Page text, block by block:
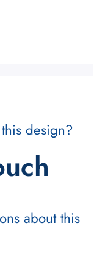
design?
about this